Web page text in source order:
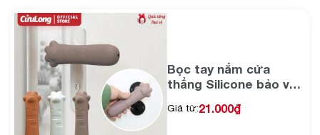
Bọc tay nắm cửa
thẳng Silicone bảo vệ
gạt chất liệu mềm dẻo
Giá từ:21.000₫